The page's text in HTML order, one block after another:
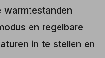
warmtestanden
en regelbare
in te stellen en